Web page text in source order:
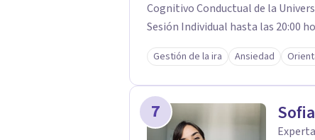
Cognitivo Conductual de la
Sesión Individual hasta las 20:00
Gestión de la ira Ansiedad
7